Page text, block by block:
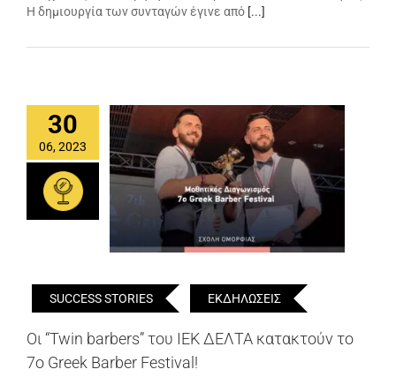
Η δημιουργία των συνταγών έγινε από [...]
30
06, 2023
SUCCESS STORIES ΕΚΔΗΛΩΣΕΙΣ
Οι “Twin barbers” του ΙΕΚ ΔΕΛΤΑ κατακτούν το
7ο Greek Barber Festival!